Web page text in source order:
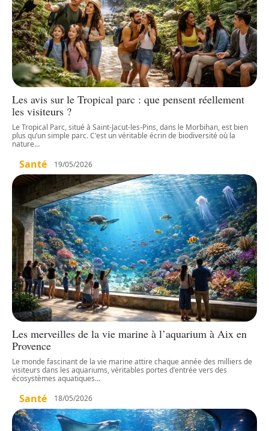
Les avis sur le Tropical parc : que pensent réellement
les visiteurs ?
Le Tropical Parc, situé à Saint-Jacut-les-Pins, dans le Morbihan, est bien
plus qu’un simple parc. C'est un véritable écrin de biodiversité où la
nature…
Santé 19/05/2026
Les merveilles de la vie marine à l’aquarium à Aix en
Provence
Le monde fascinant de la vie marine attire chaque année des milliers de
visiteurs dans les aquariums, véritables portes d'entrée vers des
écosystèmes aquatiques…
Santé 18/05/2026